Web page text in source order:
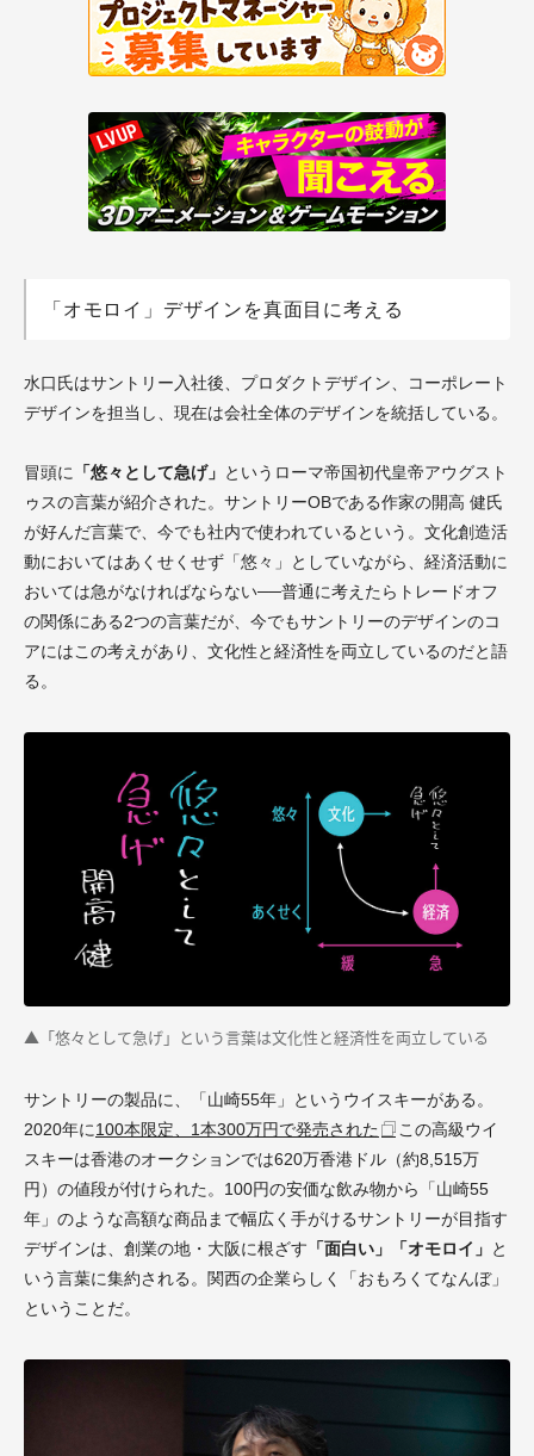
「オモロイ」デザインを真面目に考える
水口氏はサントリー入社後、プロダクトデザイン、コーポレート
デザインを担当し、現在は会社全体のデザインを統括している。
冒頭に 「悠々として急げ」 というローマ帝国初代皇帝アウグスト
ゥスの言葉が紹介された。サントリーOBである作家の開高 健氏
が好んだ言葉で、今でも社内で使われているという。文化創造活
動においてはあくせくせず「悠々」としていながら、経済活動に
おいては急がなければならない──普通に考えたらトレードオフ
の関係にある2つの言葉だが、今でもサントリーのデザインのコ
アにはこの考えがあり、文化性と経済性を両立しているのだと語
る。
▲「悠々として急げ」という言葉は文化性と経済性を両立している
サントリーの製品に、「山崎55年」というウイスキーがある。
2020年に100本限定、1本300万円で発売された
この高級ウイ
スキーは香港のオークションでは620万香港ドル（約8,515万
円）の値段が付けられた。100円の安価な飲み物から「山崎55
年」のような高額な商品まで幅広く手がけるサントリーが目指す
デザインは、創業の地・大阪に根ざす 「面白い」「オモロイ」 と
いう言葉に集約される。関西の企業らしく「おもろくてなんぼ」
ということだ。